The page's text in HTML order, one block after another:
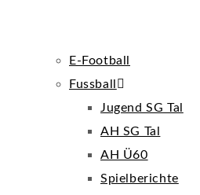
E-Football
Fussball
Jugend SG Tal
AH SG Tal
AH Ü60
Spielberichte